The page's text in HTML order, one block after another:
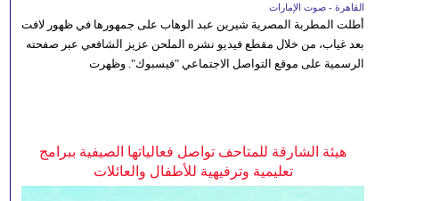
القاهرة - صوت الإمارات
أطلت المطربة المصرية شيرين عبد الوهاب على جمهورها في ظهور لافت
بعد غياب، من خلال مقطع فيديو نشره الملحن عزيز الشافعي عبر صفحته
الرسمية على موقع التواصل الاجتماعي "فيسبوك". وظهرت
هيئة الشارقة للمتاحف تواصل فعالياتها الصيفية ببرامج
تعليمية وترفيهية للأطفال والعائلات